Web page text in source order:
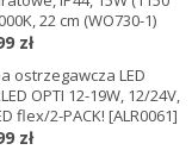
22 cm (WO730-1)
zł
ostrzegawcza LED
OPTI 12-19W, 12/24V,
flex/2-PACK! [ALR0061]
zł